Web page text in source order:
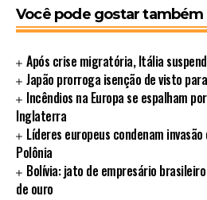
Você pode gostar também
Após crise migratória, Itália
Japão prorroga isenção de visto
Incêndios na Europa se espalham
Inglaterra
Líderes europeus condenam
Polônia
Bolívia: jato de empresário
de ouro